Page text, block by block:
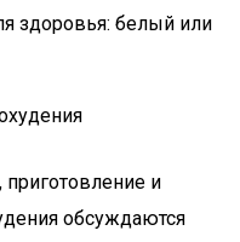
здоровья: белый или
и
обсуждаются